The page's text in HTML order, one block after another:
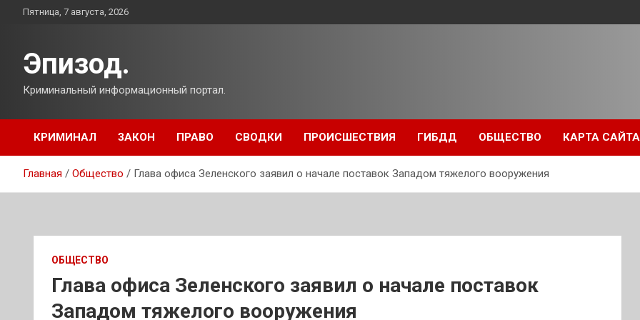
ПерейтиПятница, 7 августа, 2026
Эпизод.
Криминальный информационный портал.
КРИМИНАЛ ЗАКОН ПРАВО СВОДКИ ПРОИСШЕСТВИЯ ГИБДД ОБЩЕСТВО КАРТА САЙТА
Главная Общество Глава офиса Зеленского заявил о начале поставок Западом тяжелого вооружения
ОБЩЕСТВО
Глава офиса Зеленского заявил о начале поставок
Западом тяжелого вооружения